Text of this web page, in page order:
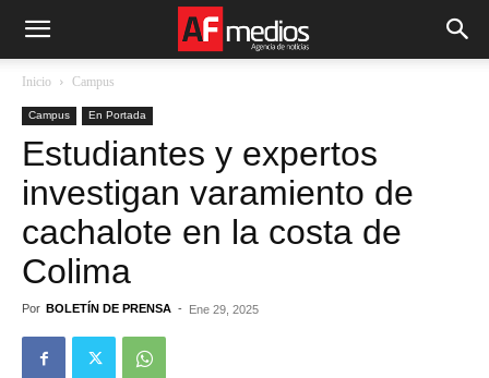
Inicio Campus
Campus En Portada
Estudiantes y expertos
investigan varamiento de
cachalote en la costa de
Colima
Por BOLETÍN DE PRENSA - Ene 29, 2025